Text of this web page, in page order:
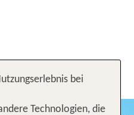
Slowakeibei
Technologien, die